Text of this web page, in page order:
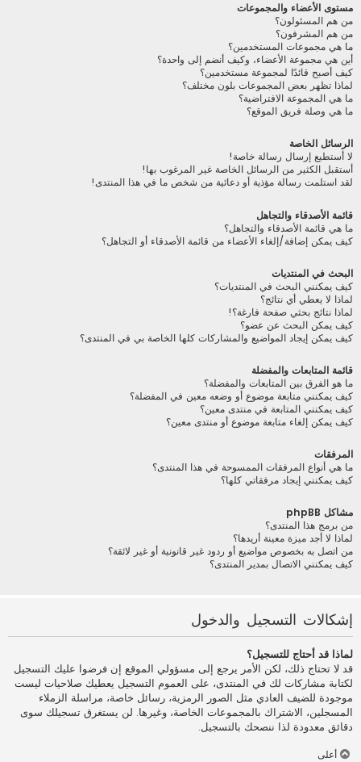
مستوى الأعضاء والمجموعات
من هم المسئولون؟
من هم المشرفون؟
ما هي مجموعات المستخدمين؟
أين هي مجموعة الأعضاء، وكيف أنضم إلى واحدة؟
كيف أصبح قائدًا لمجموعة مستخدمين؟
لماذا تظهر بعض المجموعات بلون مختلف؟
ما هي المجموعة الافتراضية؟
ما هي وصلة فريق الموقع؟
الرسائل الخاصة
لا أستطيع إرسال رسالة خاصة!
أستقبل الكثير من الرسائل الخاصة غير المرغوب بها!
لقد استلمت رسالة مؤذية أو دعائية من شخص ما في هذا المنتدى!
قائمة الأصدقاء والتجاهل
ما هي قائمة الأصدقاء والتجاهل؟
كيف يمكن إضافة/إلغاء الأعضاء من قائمة الأصدقاء أو التجاهل؟
البحث في المنتديات
كيف يمكنني البحث في المنتديات؟
لماذا لا يعطي أي نتائج؟
لماذا نتائج بحثي صفحة فارغة؟!
كيف يمكن البحث عن عضو؟
كيف يمكن إيجاد المواضيع والمشاركات كلها الخاصة بي في المنتدى؟
قائمة المتابعات والمفضلة
ما هو الفرق بين المتابعات والمفضلة؟
كيف يمكنني متابعة موضوع أو وضعه معين في المفضلة؟
كيف يمكنني المتابعة في منتدى معين؟
كيف يمكن إلغاء متابعة موضوع أو منتدى معين؟
المرفقات
ما هي أنواع المرفقات الممسوحة في هذا المنتدى؟
كيف يمكنني إيجاد مرفقاتي كلها؟
مشاكل phpBB
من برمج هذا المنتدى؟
لماذا لا أجد ميزة معينة أريدها؟
من اتصل به بخصوص مواضيع أو ردود غير قانونية أو غير لائقة؟
كيف يمكنني الاتصال بمدير المنتدى؟
إشكالات التسجيل والدخول
لماذا قد أحتاج للتسجيل؟
قد لا تحتاج ذلك، لكن الأمر يرجع إلى مسؤولي الموقع إن فرضوا عليك التسجيل
لكتابة مشاركات لك في المنتدى، على العموم التسجيل يعطيك صلاحيات ليست
موجودة للضيف العادي مثل الصور الرمزية، رسائل خاصة، مراسلة الزملاء
المسجلين، الاشتراك بالمجموعات الخاصة، وغيرها. لن يستغرق تسجيلك سوى
دقائق معدودة لذا ننصحك بالتسجيل.
أعلى